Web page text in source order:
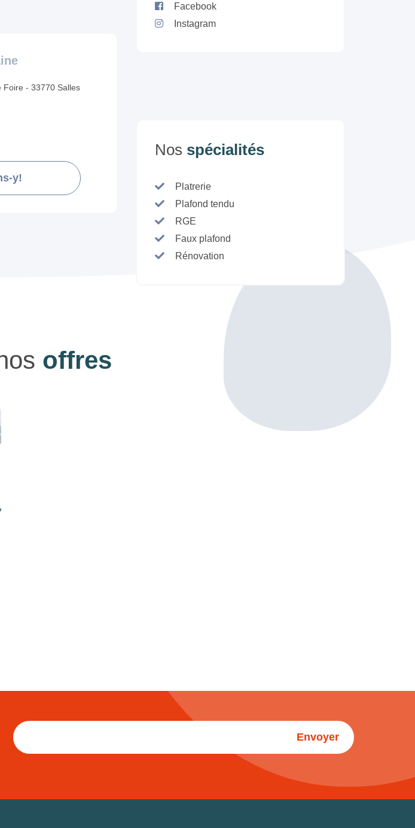
Foire - 33770 Salles
y!
Facebook
Instagram
Nos spécialités
Platrerie
Plafond tendu
RGE
Faux plafond
Rénovation
offres
Envoyer